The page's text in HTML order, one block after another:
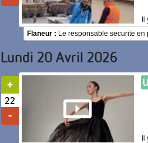
Il
Flaneur : Le responsable securite en
Lundi 20 Avril 2026
Il
22